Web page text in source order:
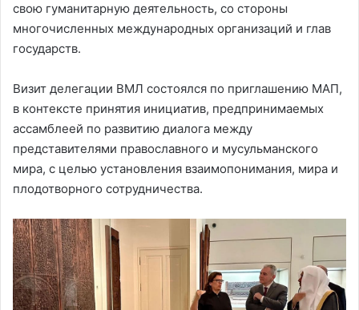
свою гуманитарную деятельность, со стороны
многочисленных международных организаций и глав
государств.
Визит делегации ВМЛ состоялся по приглашению МАП,
в контексте принятия инициатив, предпринимаемых
ассамблеей по развитию диалога между
представителями православного и мусульманского
мира, с целью установления взаимопонимания, мира и
плодотворного сотрудничества.